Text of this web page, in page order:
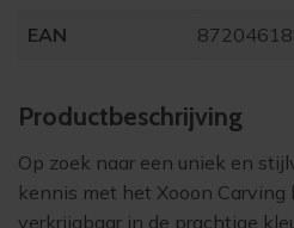
EAN
Product­beschrijving
Op zoek naar een uniek en
kennis met het Xooon Carving
verkrijgbaar in de prachtige